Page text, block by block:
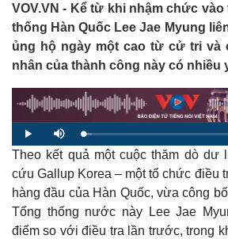
VOV.VN - Kể từ khi nhậm chức vào
thống Hàn Quốc Lee Jae Myung
ủng hộ ngày một cao từ cử tri và
nhân của thành công này có nhiều
P
l
a
y
M
u
t
e
L
o
a
d
d
4
.
0
4
%
Theo kết quả một cuộc thăm dò dư
cứu Gallup Korea – một tổ chức điều
hàng đầu của Hàn Quốc, vừa công
Tổng thống nước này Lee Jae
điểm so với điều tra lần trước, trong